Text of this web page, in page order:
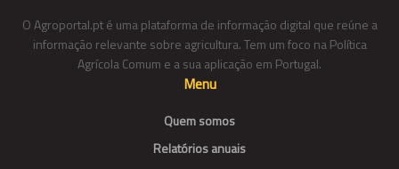
O Agroportal.pt é uma plataforma de informação digital que reúne a
informação relevante sobre agricultura. Tem um foco na Política
Agrícola Comum e a sua aplicação em Portugal.
Menu
Quem somos
Relatórios anuais